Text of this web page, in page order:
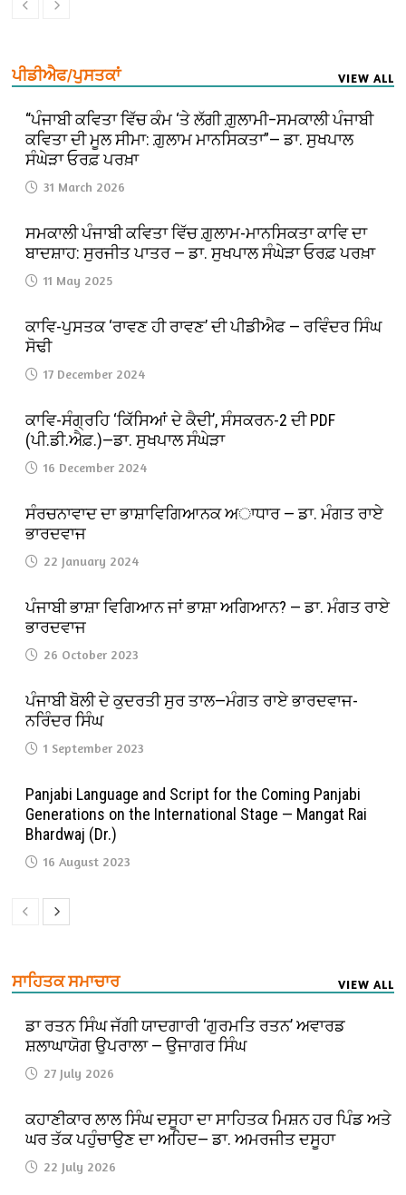
ਪੀਡੀਐਫ/ਪੁਸਤਕਾਂ VIEW ALL
“ਪੰਜਾਬੀ ਕਵਿਤਾ ਵਿੱਚ ਕੰਮ ‘ਤੇ ਲੱਗੀ ਗ਼ੁਲਾਮੀ–ਸਮਕਾਲੀ ਪੰਜਾਬੀ
ਕਵਿਤਾ ਦੀ ਮੂਲ ਸੀਮਾ: ਗ਼ੁਲਾਮ ਮਾਨਸਿਕਤਾ”— ਡਾ. ਸੁਖਪਾਲ
ਸੰਘੇੜਾ ਓਰਫ਼ ਪਰਖ਼ਾ
31 March 2026
ਸਮਕਾਲੀ ਪੰਜਾਬੀ ਕਵਿਤਾ ਵਿੱਚ ਗ਼ੁਲਾਮ-ਮਾਨਸਿਕਤਾ ਕਾਵਿ ਦਾ
ਬਾਦਸ਼ਾਹ: ਸੁਰਜੀਤ ਪਾਤਰ — ਡਾ. ਸੁਖਪਾਲ ਸੰਘੇੜਾ ਓਰਫ਼ ਪਰਖ਼ਾ
11 May 2025
ਕਾਵਿ-ਪੁਸਤਕ ‘ਰਾਵਣ ਹੀ ਰਾਵਣ’ ਦੀ ਪੀਡੀਐਫ — ਰਵਿੰਦਰ ਸਿੰਘ
ਸੋਢੀ
17 December 2024
ਕਾਵਿ-ਸੰਗ੍ਰਹਿ ‘ਕਿੱਸਿਆਂ ਦੇ ਕੈਦੀ’, ਸੰਸਕਰਨ-2 ਦੀ PDF
(ਪੀ.ਡੀ.ਐਫ਼.)—ਡਾ. ਸੁਖਪਾਲ ਸੰਘੇੜਾ
16 December 2024
ਸੰਰਚਨਾਵਾਦ ਦਾ ਭਾਸ਼ਾਵਿਗਿਆਨਕ ਅਾਧਾਰ — ਡਾ. ਮੰਗਤ ਰਾਏ
ਭਾਰਦਵਾਜ
22 January 2024
ਪੰਜਾਬੀ ਭਾਸ਼ਾ ਵਿਗਿਆਨ ਜਾਂ ਭਾਸ਼ਾ ਅਗਿਆਨ? — ਡਾ. ਮੰਗਤ ਰਾਏ
ਭਾਰਦਵਾਜ
26 October 2023
ਪੰਜਾਬੀ ਬੋਲੀ ਦੇ ਕੁਦਰਤੀ ਸੁਰ ਤਾਲ—ਮੰਗਤ ਰਾਏ ਭਾਰਦਵਾਜ-
ਨਰਿੰਦਰ ਸਿੰਘ
1 September 2023
Panjabi Language and Script for the Coming Panjabi
Generations on the International Stage — Mangat Rai
Bhardwaj (Dr.)
16 August 2023
ਸਾਹਿਤਕ ਸਮਾਚਾਰ VIEW ALL
ਡਾ ਰਤਨ ਸਿੰਘ ਜੱਗੀ ਯਾਦਗਾਰੀ ‘ਗੁਰਮਤਿ ਰਤਨ’ ਅਵਾਰਡ
ਸ਼ਲਾਘਾਯੋਗ ਉਪਰਾਲਾ — ਉਜਾਗਰ ਸਿੰਘ
27 July 2026
ਕਹਾਣੀਕਾਰ ਲਾਲ ਸਿੰਘ ਦਸੂਹਾ ਦਾ ਸਾਹਿਤਕ ਮਿਸ਼ਨ ਹਰ ਪਿੰਡ ਅਤੇ
ਘਰ ਤੱਕ ਪਹੁੰਚਾਉਣ ਦਾ ਅਹਿਦ— ਡਾ. ਅਮਰਜੀਤ ਦਸੂਹਾ
22 July 2026